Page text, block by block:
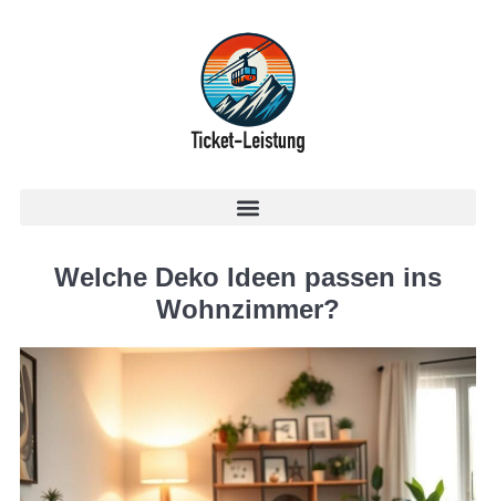
Welche Deko Ideen passen ins
Wohnzimmer?